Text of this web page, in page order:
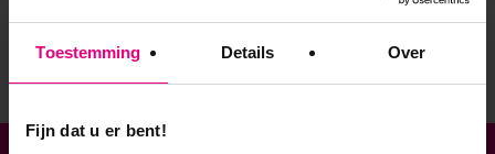
Toestemming Details Over
Fijn dat u er bent!
Stuur mij de nieuwsbrief